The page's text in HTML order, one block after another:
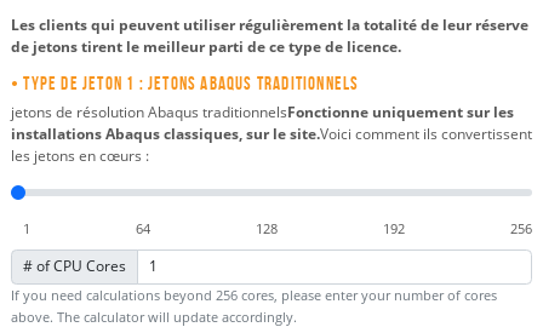
Les clients qui peuvent utiliser régulièrement la totalité de leur réserve
de jetons tirent le meilleur parti de ce type de licence.
• Type de jeton 1 : Jetons Abaqus traditionnels
jetons de résolution Abaqus traditionnelsFonctionne uniquement sur les
installations Abaqus classiques, sur le site.Voici comment ils convertissent
les jetons en cœurs :
1 64 128 192 256
# of CPU Cores
If you need calculations beyond 256 cores, please enter your number of cores
above. The calculator will update accordingly.